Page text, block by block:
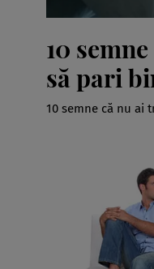
10
să pari
10 semne că nu ai